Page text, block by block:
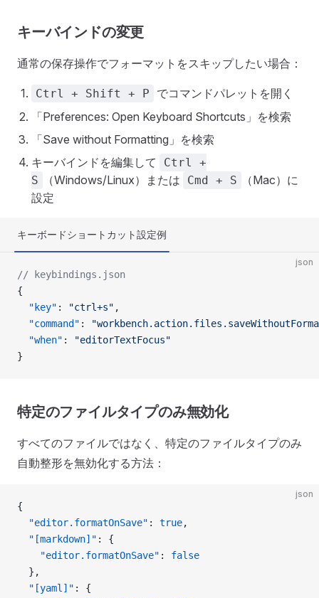
キーバインドの変更
通常の保存操作でフォーマットをスキップしたい場合：
Ctrl + Shift + P
でコマンドパレットを開く
「Preferences: Open Keyboard Shortcuts」を検索
「Save without Formatting」を検索
キーバインドを編集して
Ctrl +
S
（Windows/Linux）または Cmd + S
（Mac）に
設定
キーボードショートカット設定例
json
// keybindings.json
{
  "key"
: "ctrl+s" ,
  "command"
:
  "when"
:
"editorTextFocus"
}
特定のファイルタイプのみ無効化
すべてのファイルではなく、特定のファイルタイプのみ
自動整形を無効化する方法：
json
{
  "editor.formatOnSave"
: true,
  "[markdown]"
: {
    "editor.formatOnSave"
: false
  },
  "[yaml]"
: {